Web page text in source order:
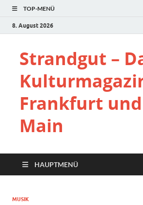
TOP-MENÜ
8. August 2026
Strandgut –
Frankfurt
Main
HAUPTMENÜ
MUSIK